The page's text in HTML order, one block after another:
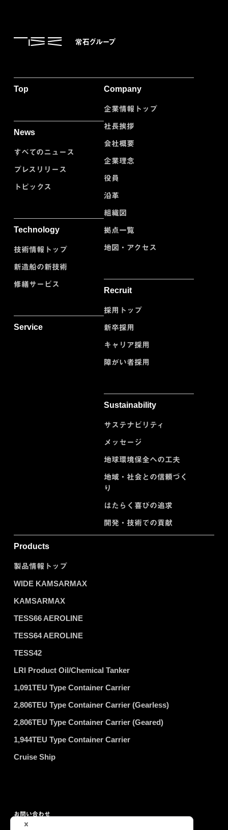
Top
News
すべてのニュース
プレスリリース
トピックス
Technology
技術情報トップ
新造船の新技術
修繕サービス
Service
Company
企業情報トップ
社長挨拶
会社概要
企業理念
役員
沿革
組織図
拠点一覧
地図・アクセス
Recruit
採用トップ
新卒採用
キャリア採用
障がい者採用
Sustainability
サステナビリティ
メッセージ
地球環境保全への工夫
地域・社会との信頼づく
り
はたらく喜びの追求
開発・技術での貢献
Products
製品情報トップ
WIDE KAMSARMAX
KAMSARMAX
TESS66 AEROLINE
TESS64 AEROLINE
TESS42
LRI Product Oil/Chemical Tanker
1,091TEU Type Container Carrier
2,806TEU Type Container Carrier (Gearless)
2,806TEU Type Container Carrier (Geared)
1,944TEU Type Container Carrier
Cruise Ship
お問い合わせ
プライバシーポリシー